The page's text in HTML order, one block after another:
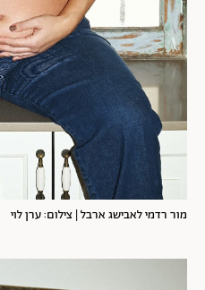
מור רדמי לאבישג ארבל | צילום: ערן לוי